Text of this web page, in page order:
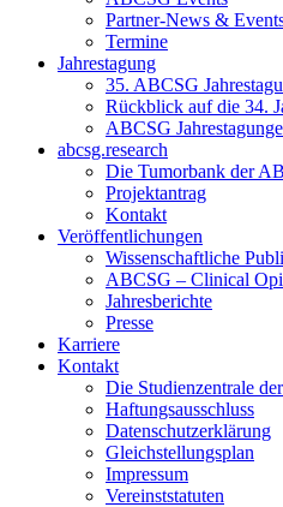
Partner-News &
Termine
Jahrestagung
35. ABCSG
Rückblick auf die 34.
ABCSG
abcsg.research
Die Tumorbank der
Projektantrag
Kontakt
Veröffentlichungen
Wissenschaftliche
ABCSG – Clinical
Jahresberichte
Presse
Karriere
Kontakt
Die Studienzentrale
Haftungsausschluss
Datenschutzerklärung
Gleichstellungsplan
Impressum
Vereinststatuten